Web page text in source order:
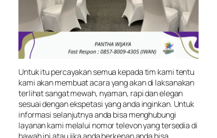
Untuk itu percayakan semua kepada tim kami tentu
kami akan membuat acara yang akan di laksanakan
terlihat sangat mewah, nyaman, rapi dan elegan
sesuai dengan ekspetasi yang anda inginkan. Untuk
informasi selanjutnya anda bisa menghubungi
layanan kami melalui nomor televon yang tersedia di